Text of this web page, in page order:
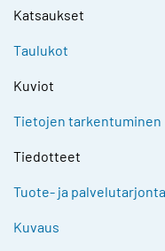
Katsaukset
Taulukot
Kuviot
Tietojen tarkentuminen
Tiedotteet
Tuote- ja palvelutarjonta
Kuvaus